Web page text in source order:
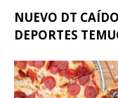
NUEVO DT
DEPORTES